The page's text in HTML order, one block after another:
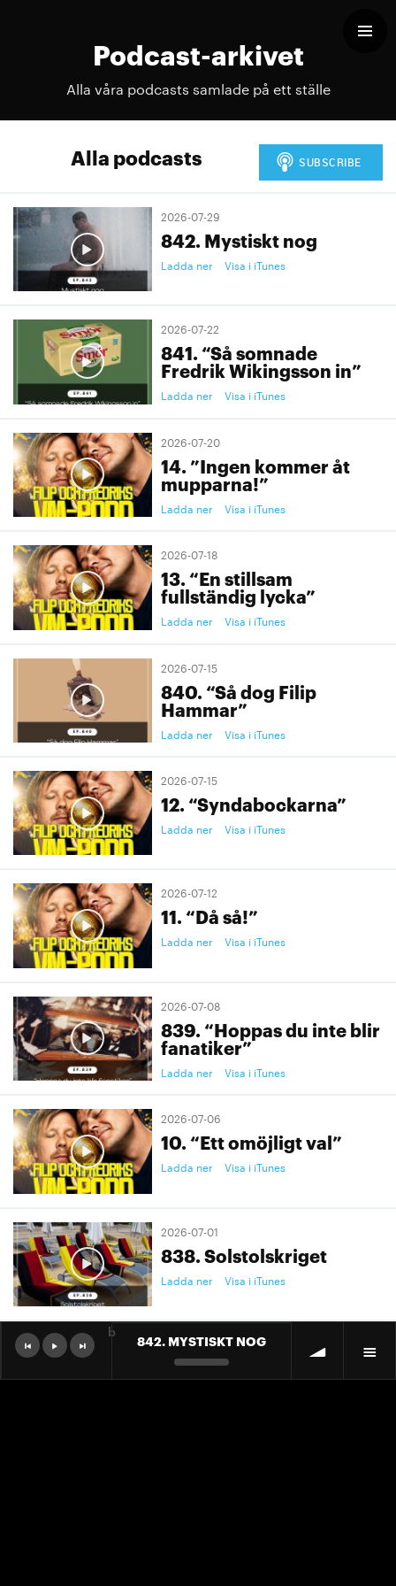
Podcast-arkivet
Alla våra podcasts samlade på ett ställe
Alla podcasts
2026-07-29
842. Mystiskt nog
Ladda ner Visa i iTunes
2026-07-22
841. “Så somnade
Fredrik Wikingsson in”
Ladda ner Visa i iTunes
2026-07-20
14. ”Ingen kommer åt
mupparna!”
Ladda ner Visa i iTunes
2026-07-18
13. “En stillsam
fullständig lycka”
Ladda ner Visa i iTunes
2026-07-15
840. “Så dog Filip
Hammar”
Ladda ner Visa i iTunes
2026-07-15
12. “Syndabockarna”
Ladda ner Visa i iTunes
2026-07-12
11. “Då så!”
Ladda ner Visa i iTunes
2026-07-08
839. “Hoppas du inte blir
fanatiker”
Ladda ner Visa i iTunes
2026-07-06
10. “Ett omöjligt val”
Ladda ner Visa i iTunes
2026-07-01
838. Solstolskriget
Ladda ner Visa i iTunes
2026-07-01
9. "Ett landslag att älska"
842. MYSTISKT NOG
b